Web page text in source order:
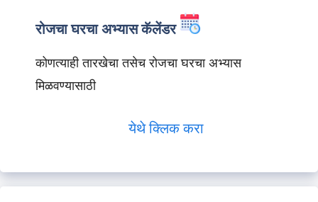
रोजचा घरचा अभ्यास कॅलेंडर
कोणत्याही तारखेचा तसेच रोजचा घरचा अभ्यास
मिळवण्यासाठी
येथे क्लिक करा